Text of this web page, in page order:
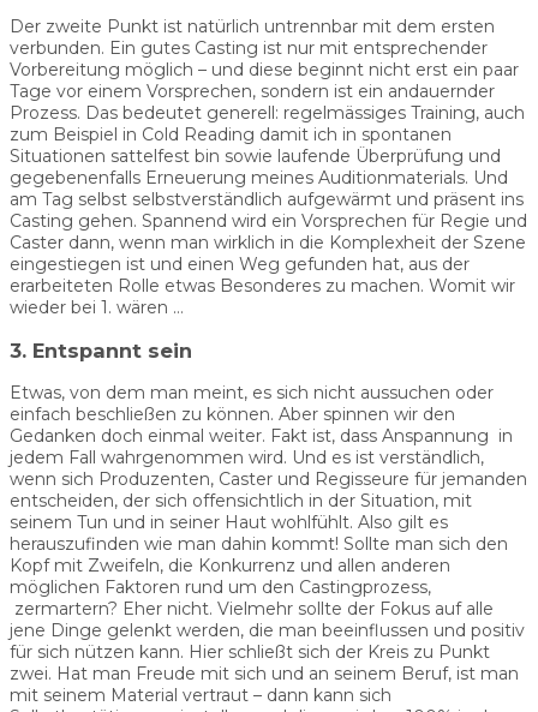
Der zweite Punkt ist natürlich untrennbar mit dem ersten
verbunden. Ein gutes Casting ist nur mit entsprechender
Vorbereitung möglich – und diese beginnt nicht erst ein paar
Tage vor einem Vorsprechen, sondern ist ein andauernder
Prozess. Das bedeutet generell: regelmässiges Training, auch
zum Beispiel in Cold Reading damit ich in spontanen
Situationen sattelfest bin sowie laufende Überprüfung und
gegebenenfalls Erneuerung meines Auditionmaterials. Und
am Tag selbst selbstverständlich aufgewärmt und präsent ins
Casting gehen. Spannend wird ein Vorsprechen für Regie und
Caster dann, wenn man wirklich in die Komplexheit der Szene
eingestiegen ist und einen Weg gefunden hat, aus der
erarbeiteten Rolle etwas Besonderes zu machen. Womit wir
wieder bei 1. wären …
3. Entspannt sein
Etwas, von dem man meint, es sich nicht aussuchen oder
einfach beschließen zu können. Aber spinnen wir den
Gedanken doch einmal weiter. Fakt ist, dass Anspannung in
jedem Fall wahrgenommen wird. Und es ist verständlich,
wenn sich Produzenten, Caster und Regisseure für jemanden
entscheiden, der sich offensichtlich in der Situation, mit
seinem Tun und in seiner Haut wohlfühlt. Also gilt es
herauszufinden wie man dahin kommt! Sollte man sich den
Kopf mit Zweifeln, die Konkurrenz und allen anderen
möglichen Faktoren rund um den Castingprozess,
zermartern? Eher nicht. Vielmehr sollte der Fokus auf alle
jene Dinge gelenkt werden, die man beeinflussen und positiv
für sich nützen kann. Hier schließt sich der Kreis zu Punkt
zwei. Hat man Freude mit sich und an seinem Beruf, ist man
mit seinem Material vertraut – dann kann sich